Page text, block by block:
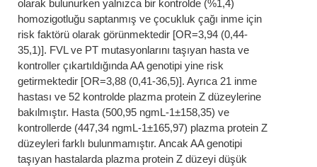
olarak bulunurken yalnızca bir kontrolde (%1,4)
homozigotluğu saptanmış ve çocukluk çağı inme için
risk faktörü olarak görünmektedir [OR=3,94 (0,44-
35,1)]. FVL ve PT mutasyonlarını taşıyan hasta ve
kontroller çıkartıldığında AA genotipi yine risk
getirmektedir [OR=3,88 (0,41-36,5)]. Ayrıca 21 inme
hastası ve 52 kontrolde plazma protein Z düzeylerine
bakılmıştır. Hasta (500,95 ngmL-1±158,35) ve
kontrollerde (447,34 ngmL-1±165,97) plazma protein Z
düzeyleri farklı bulunmamıştır. Ancak AA genotipi
taşıyan hastalarda plazma protein Z düzeyi düşük